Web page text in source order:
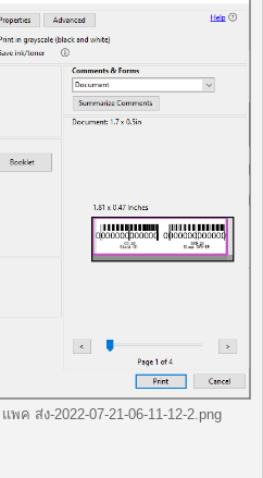
พค ส่ง-2022-07-21-06-11-12-2.png